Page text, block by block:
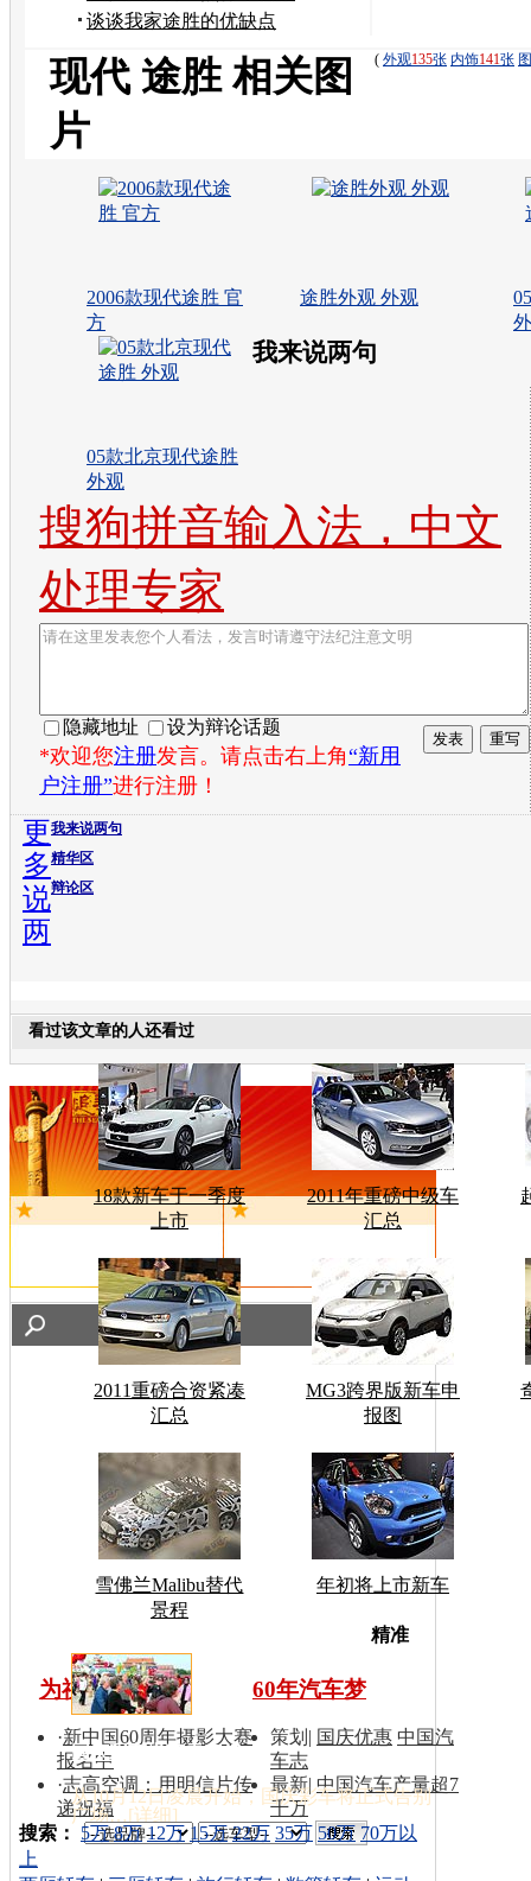
谈谈我家途胜的优缺点
( 外观135张 内饰141张
现代 途胜 相关图
片
2006款现代途胜 官
方
途胜外观 外观
05款北京现代途胜
外观
我来说两句
搜狗拼音输入法，中文
处理专家
隐藏地址 设为辩论话题
*欢迎您注册发言。请点击右上角“新用
户注册”进行注册！
我来说两句
精华区
辩论区
更
多
说
两
看过该文章的人还看过
18款新车于一季度
上市
2011年重磅中级车
汇总
2011重磅合资紧凑
汇总
MG3跨界版新车申
报图
雪佛兰Malibu替代
景程
年初将上市新车
国庆彩车撤离天安门
从10月12日凌晨开始，国庆彩车将正式告别
广场…[详细 ]
为祖国同喝彩
·新中国60周年摄影大赛
报名中
·志高空调：用明信片传
递祝福
60年汽车梦
策划 | 国庆优惠 中国汽
车志
最新|中国汽车产量超7
千万
车型搜
索：
精准
搜索： 5万 8万 12万 15万 22万 35万 50万 70万以
上